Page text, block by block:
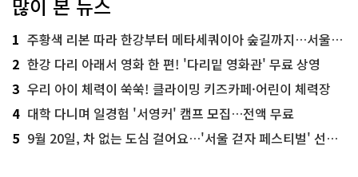
많이 본 뉴스
1 주황색 리본 따라 한강부터 메타세쿼이아 숲길까지…서울둘레길 15코스
2 한강 다리 아래서 영화 한 편! '다리밑 영화관' 무료 상영
3 우리 아이 체력이 쑥쑥! 클라이밍 키즈카페·어린이 체력장
4 대학 다니며 일경험 '서영커' 캠프 모집…전액 무료
5 9월 20일, 차 없는 도심 걸어요…'서울 걷자 페스티벌' 선착순 5천명